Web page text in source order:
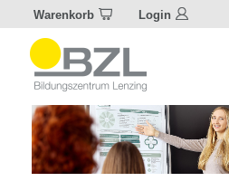
Warenkorb Login